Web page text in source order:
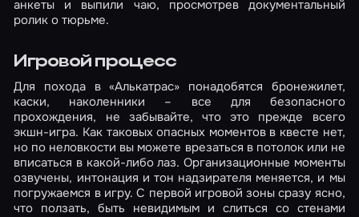
анкеты и выпили чаю, просмотрев документальный
ролик о тюрьме.
Игровой процесс
Для похода в «Алькатрас» понадобятся бронежилет,
каски, наколенники – все для безопасного
прохождения, не забывайте, что это прежде всего
экшн-игра. Как таковых опасных моментов в квесте нет,
но по неловкости вы можете врезаться в потолок или не
вписаться в какой-либо лаз. Организационные моменты
озвучены, интонация и тон надзирателя меняется, и мы
погружаемся в игру. С первой игровой зоны сразу ясно,
что ползать, быть невидимым и слиться со стенами